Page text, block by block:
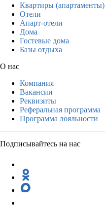
Квартиры (апартаменты)
Отели
Апарт-отели
Дома
Гостевые дома
Базы отдыха
О нас
Компания
Вакансии
Реквизиты
Реферальная программа
Программа лояльности
Подписывайтесь на нас